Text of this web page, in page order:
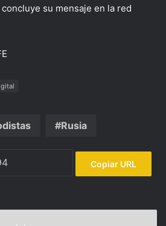
su mensaje en la red
Rusia
Copiar URL